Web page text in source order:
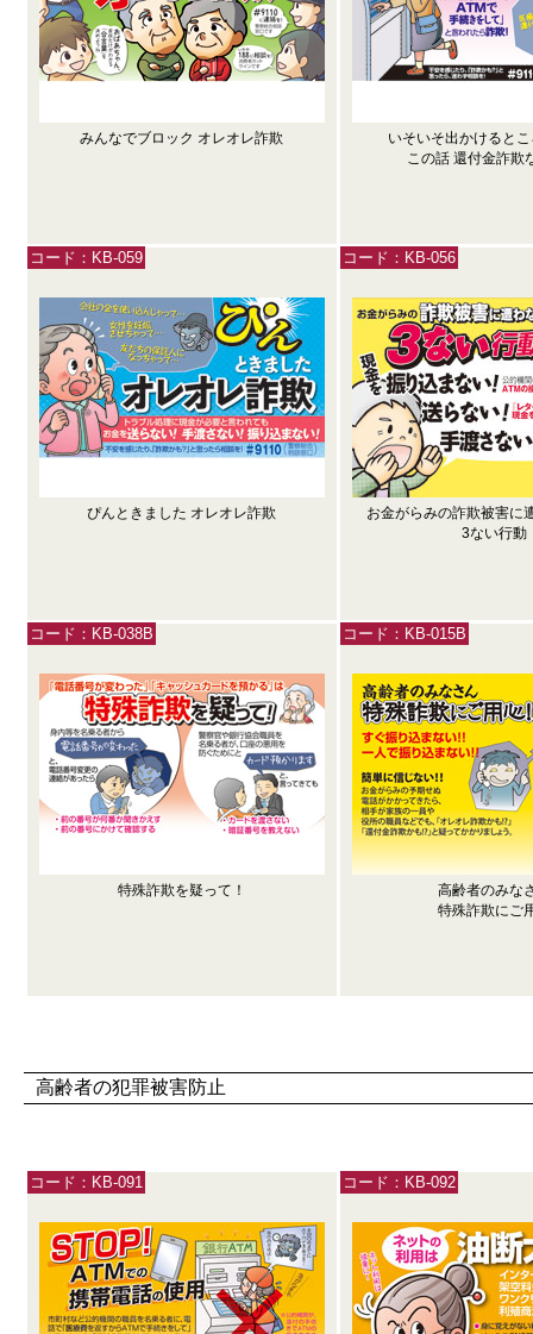
みんなでブロック オレオレ詐欺
いそいそ出かけると
この話 還付金詐欺
コード：KB-059
ぴんときました オレオレ詐欺
コード：KB-056
お金がらみの詐欺被害に
3ない行動
コード：KB-038B
特殊詐欺を疑って！
コード：KB-015B
高齢者のみな
特殊詐欺にご
高齢者の犯罪被害防止
コード：KB-091 コード：KB-092